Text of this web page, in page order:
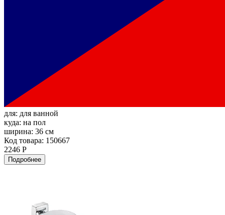
для: для ванной
куда: на пол
ширина: 36 см
Код товара: 150667
2246 Р
Подробнее